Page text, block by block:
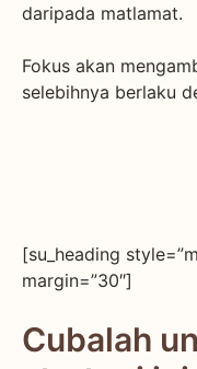
daripada matlamat.
Fokus akan
selebihnya berlaku
[su_heading
margin=”30″]
Cubalah